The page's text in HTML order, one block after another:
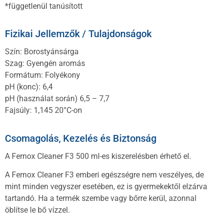
*függetlenül tanúsított
Fizikai Jellemzők / Tulajdonságok
Szín: Borostyánsárga
Szag: Gyengén aromás
Formátum: Folyékony
pH (konc): 6,4
pH (használat során) 6,5 – 7,7
Fajsúly: 1,145 20°C-on
Csomagolás, Kezelés és Biztonság
A Fernox Cleaner F3 500 ml-es kiszerelésben érhető el.
A Fernox Cleaner F3 emberi egészségre nem veszélyes, de
mint minden vegyszer esetében, ez is gyermekektől elzárva
tartandó. Ha a termék szembe vagy bőrre kerül, azonnal
öblítse le bő vízzel.